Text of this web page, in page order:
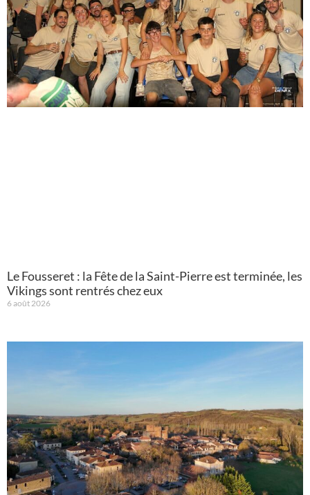
Le Fousseret : la Fête de la Saint-Pierre est terminée, les
Vikings sont rentrés chez eux
6 août 2026